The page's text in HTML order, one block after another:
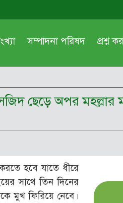
সম্পাদনা পরিষদ প্রশ্ন
ছেড়ে অপর
হবে যাতে ধীরে
সাথে তিন দিনের
মুখ ফিরিয়ে নেবে।